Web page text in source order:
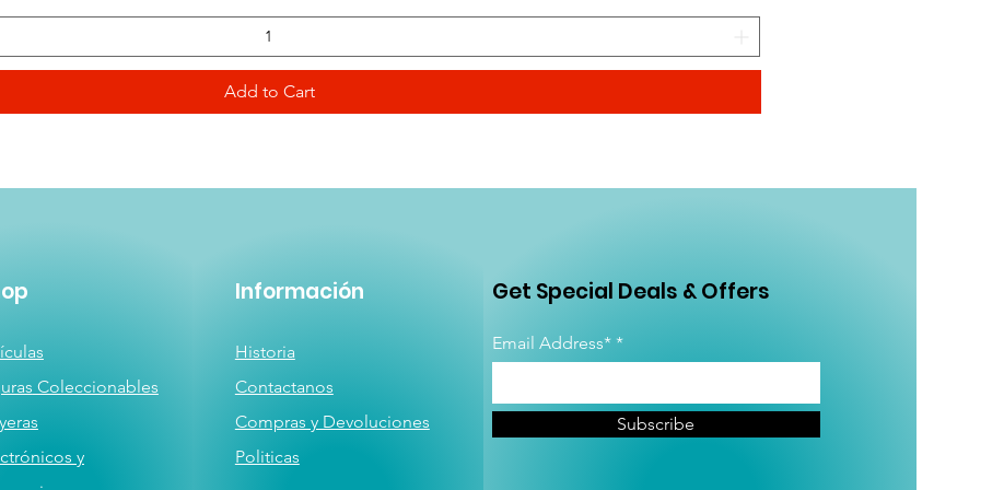
Add to Cart
Coleccionables
s
y
Información
Historia
Contactanos
Compras y Devoluciones
Politicas
Get Special Deals & Offers
Email Address*
Subscribe